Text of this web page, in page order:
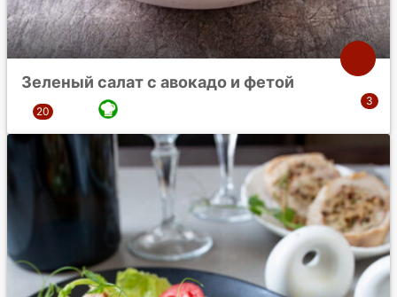
Зеленый салат с авокадо и фетой